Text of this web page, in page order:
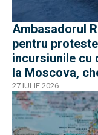
Ambasadorul
pentru
incursiunile cu
la Moscova,
27 IULIE 2026